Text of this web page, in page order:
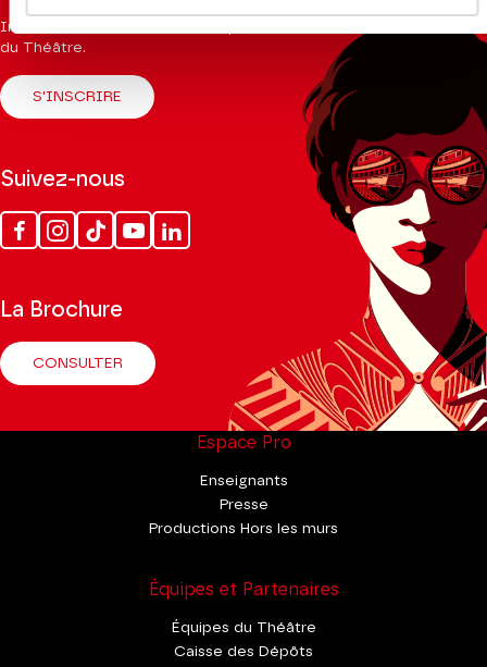
Inscrivez-vous à la newsletter pour recevoir les informations
du Théâtre.
S'INSCRIRE
Suivez-nous
FacebookInstagram
Tik
Tok
YoutubeLinkedin
La Brochure
CONSULTER
Espace Pro
Enseignants
Presse
Productions Hors les murs
Équipes et Partenaires
Équipes du Théâtre
Caisse des Dépôts